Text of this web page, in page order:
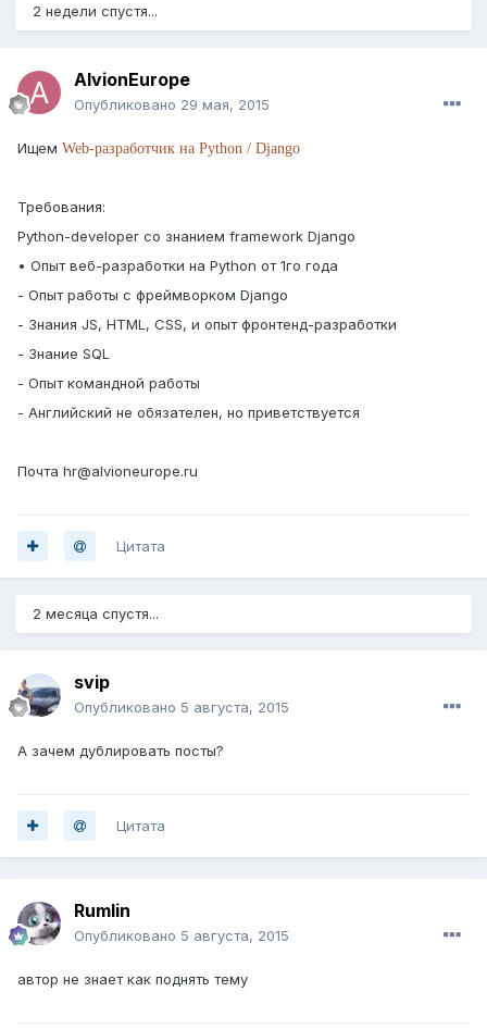
2 недели спустя...
AlvionEurope
Опубликовано 29 мая, 2015
Ищем Web-разработчик на Python / Django
Требования:
Python-developer со знанием framework Django
• Опыт веб-разработки на Python от 1го года
- Опыт работы с фреймворком Django
- Знания JS, HTML, CSS, и опыт фронтенд-разработки
- Знание SQL
- Опыт командной работы
- Английский не обязателен, но приветствуется
Почта hr@alvioneurope.ru
Цитата
2 месяца спустя...
svip
Опубликовано 5 августа, 2015
А зачем дублировать посты?
Цитата
Rumlin
Опубликовано 5 августа, 2015
автор не знает как поднять тему